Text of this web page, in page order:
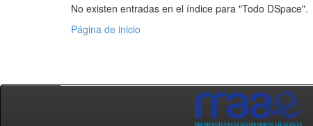
No existen entradas en el índice para "Todo DSpace".
Página de inicio